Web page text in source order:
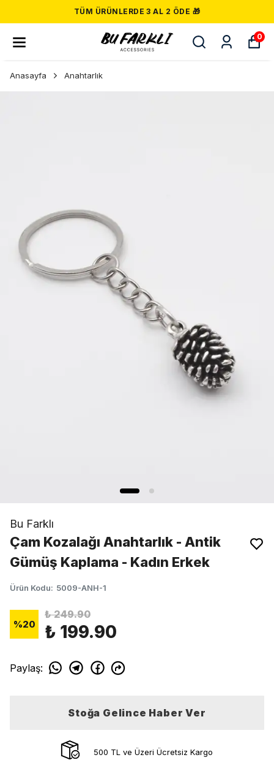
TÜM ÜRÜNLERDE 3 AL 2 ÖDE 🎁
0
Anasayfa Anahtarlık
Bu Farklı
Çam Kozalağı Anahtarlık - Antik
Gümüş Kaplama - Kadın Erkek
Ürün Kodu: 5009-ANH-1
%20
₺ 249.90
₺ 199.90
Paylaş:
Stoğa Gelince Haber Ver
500 TL ve Üzeri Ücretsiz Kargo